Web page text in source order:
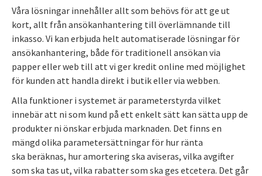
Våra lösningar innehåller allt som behövs för att ge ut
kort, allt från ansökanhantering till överlämnande till
inkasso. Vi kan erbjuda helt automatiserade lösningar för
ansökanhantering, både för traditionell ansökan via
papper eller web till att vi ger kredit online med möjlighet
för kunden att handla direkt i butik eller via webben.
Alla funktioner i systemet är parameterstyrda vilket
innebär att ni som kund på ett enkelt sätt kan sätta upp de
produkter ni önskar erbjuda marknaden. Det finns en
mängd olika parametersättningar för hur ränta
ska beräknas, hur amortering ska aviseras, vilka avgifter
som ska tas ut, vilka rabatter som ska ges etcetera. Det går